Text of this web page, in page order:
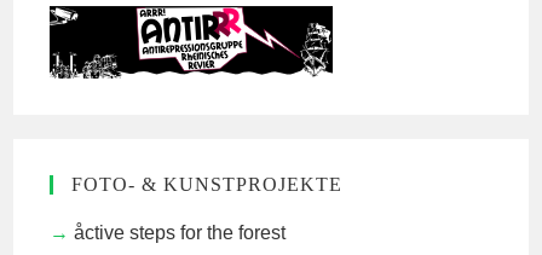
FOTO- & KUNSTPROJEKTE
åctive steps for the forest